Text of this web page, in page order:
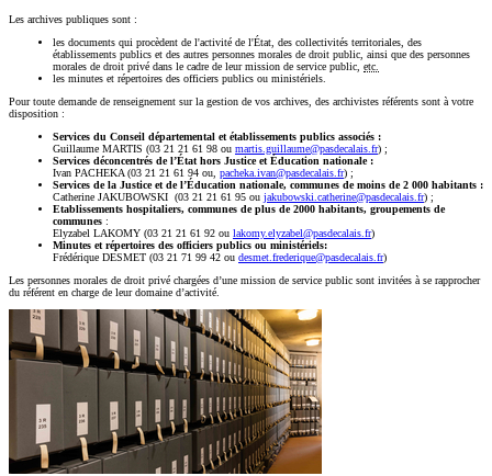
Les archives publiques sont :
les documents qui procèdent de l'activité de l'État, des collectivités territoriales, des
établissements publics et des autres personnes morales de droit public, ainsi que des personnes
morales de droit privé dans le cadre de leur mission de service public, etc.
les minutes et répertoires des officiers publics ou ministériels.
Pour toute demande de renseignement sur la gestion de vos archives, des archivistes référents sont à votre
disposition :
Services du Conseil départemental et établissements publics associés :
Guillaume MARTIS (03 21 21 61 98 ou martis.guillaume@pasdecalais.fr) ;
Services déconcentrés de l’État hors Justice et Éducation nationale :
Ivan PACHEKA (03 21 21 61 94 ou, pacheka.ivan@pasdecalais.fr) ;
Services de la Justice et de l’Éducation nationale, communes de moins de 2 000 habitants :
Catherine JAKUBOWSKI (03 21 21 61 95 ou jakubowski.catherine@pasdecalais.fr) ;
Etablissements hospitaliers, communes de plus de 2000 habitants, groupements de
communes :
Elyzabel LAKOMY (03 21 21 61 92 ou lakomy.elyzabel@pasdecalais.fr)
Minutes et répertoires des officiers publics ou ministériels:
Frédérique DESMET (03 21 71 99 42 ou desmet.frederique@pasdecalais.fr)
Les personnes morales de droit privé chargées d’une mission de service public sont invitées à se rapprocher
du référent en charge de leur domaine d’activité.